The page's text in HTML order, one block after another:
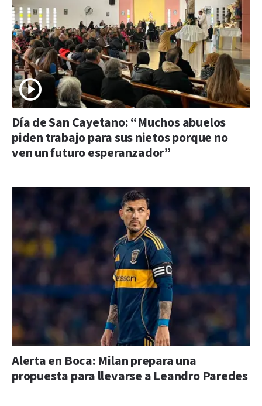
Día de San Cayetano: “Muchos abuelos
piden trabajo para sus nietos porque no
ven un futuro esperanzador”
Alerta en Boca: Milan prepara una
propuesta para llevarse a Leandro Paredes